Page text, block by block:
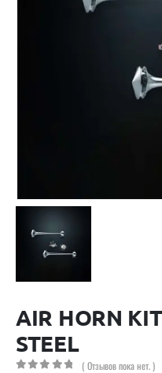
AIR HORN
STEEL
( Отзывов пока нет. )